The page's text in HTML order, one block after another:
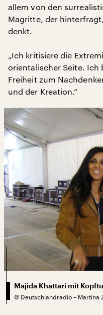
allem von den
Magritte, der
denkt.
„Ich kritisiere die
orientalischer Seite. Ich
Freiheit zum
und der Kreation.“
Majida Khattari mit
© Deutschlandradio – Martina